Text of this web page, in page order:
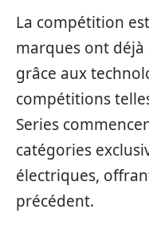
La compétition
marques ont déjà
grâce aux
compétitions
Series
catégories
électriques,
précédent.